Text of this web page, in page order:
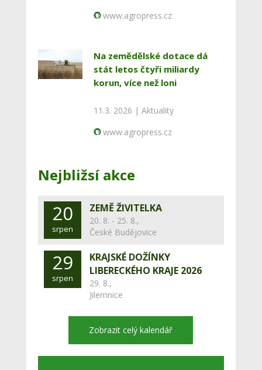
www.agropress.cz
Na zemědělské dotace dá
stát letos čtyři miliardy
korun, více než loni
11.3. 2026 | Aktuality
www.agropress.cz
Nejbližsí akce
20
srpen
ZEMĚ ŽIVITELKA
20. 8. - 25. 8.,
České Budějovice
29
srpen
KRAJSKÉ DOŽÍNKY
LIBERECKÉHO KRAJE 2026
29. 8.,
Jilemnice
Zobrazit celý kalendář